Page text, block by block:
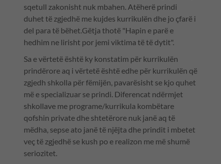
sqetull zakonisht nuk mbahen. Atëherë prindi
duhet të zgjedhë me kujdes kurrikulën dhe jo çfarë i
del para të bëhet.Gëtja thotë "Hapin e parë e
hedhim ne lirisht por jemi viktima të të dytit".
Sa e vërtetë është ky konstatim për kurrikulën
prindërore aq i vërtetë është edhe për kurrikulën që
zgjedh shkolla për fëmijën, pavarësisht se kjo quhet
më e specializuar se prindi. Diferencat ndërmjet
shkollave me programe/kurrikula kombëtare
qofshin private dhe shtetërore nuk janë aq të
mëdha, sepse ato janë të njëjta dhe prindit i mbetet
veç të zgjedhë se kush po e realizon me më shumë
seriozitet.